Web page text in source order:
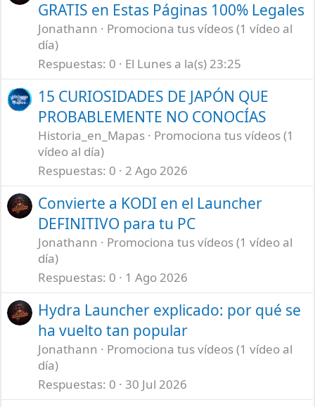
GRATIS en Estas Páginas 100% Legales
Jonathann
Promociona tus vídeos (1 vídeo al
día)
Respuestas 0 El Lunes a la(s) 23:25
15 CURIOSIDADES DE JAPÓN QUE
PROBABLEMENTE NO CONOCÍAS
Historia_en_Mapas
Promociona tus vídeos (1
vídeo al día)
Respuestas 0 2 Ago 2026
Convierte a KODI en el Launcher
DEFINITIVO para tu PC
Jonathann
Promociona tus vídeos (1 vídeo al
día)
Respuestas 0 1 Ago 2026
Hydra Launcher explicado: por qué se
ha vuelto tan popular
Jonathann
Promociona tus vídeos (1 vídeo al
día)
Respuestas 0 30 Jul 2026